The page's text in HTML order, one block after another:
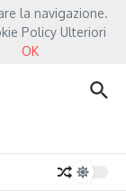
Salve”: la data zero è
la navigazione.
Policy Ulteriori
OK